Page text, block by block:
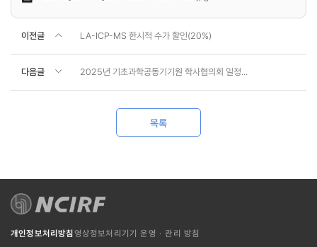
이전글 LA-ICP-MS 한시적 수가 할인(20%)
다음글 2025년 기초과학공동기기원 학사협의회 일정...
목록
개인정보처리방침 영상정보처리기기 운영 · 관리 방침